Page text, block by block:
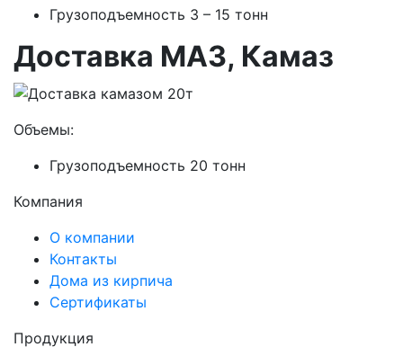
Грузоподъемность 3 – 15 тонн
Доставка МАЗ, Камаз
Объемы:
Грузоподъемность 20 тонн
Компания
О компании
Контакты
Дома из кирпича
Сертификаты
Продукция